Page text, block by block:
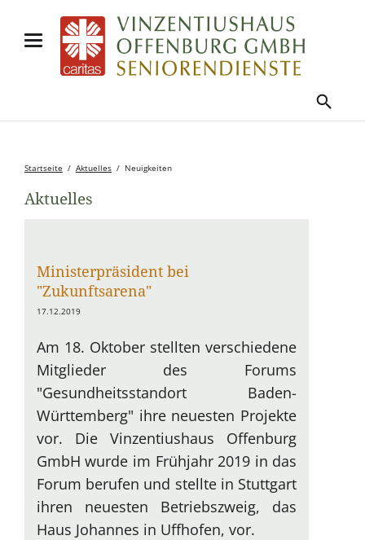
Startseite Aktuelles Neuigkeiten
Aktuelles
Ministerpräsident bei
"Zukunftsarena"
17.12.2019
Am 18. Oktober stellten verschiedene
Mitglieder des Forums
"Gesundheitsstandort Baden-
Württemberg" ihre neuesten Projekte
vor. Die Vinzentiushaus Offenburg
GmbH wurde im Frühjahr 2019 in das
Forum berufen und stellte in Stuttgart
ihren neuesten Betriebszweig, das
Haus Johannes in Uffhofen, vor.